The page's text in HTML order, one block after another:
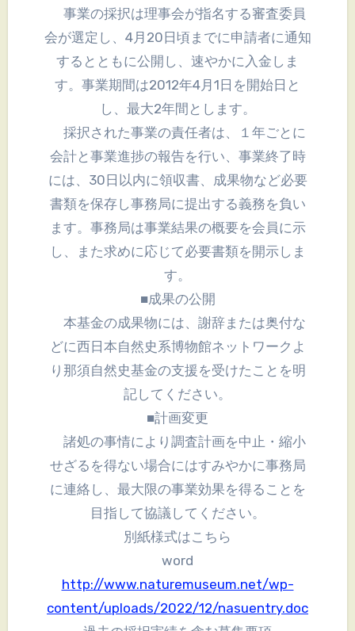
事業の採択は理事会が指名する審査委員
会が選定し、4月20日頃までに申請者に通知
するとともに公開し、速やかに入金しま
す。事業期間は2012年4月1日を開始日と
し、最大2年間とします。
採択された事業の責任者は、１年ごとに
会計と事業進捗の報告を行い、事業終了時
には、30日以内に領収書、成果物など必要
書類を保存し事務局に提出する義務を負い
ます。事務局は事業結果の概要を会員に示
し、また求めに応じて必要書類を開示しま
す。
■成果の公開
本基金の成果物には、謝辞または奥付な
どに西日本自然史系博物館ネットワークよ
り那須自然史基金の支援を受けたことを明
記してください。
■計画変更
諸処の事情により調査計画を中止・縮小
せざるを得ない場合にはすみやかに事務局
に連絡し、最大限の事業効果を得ることを
目指して協議してください。
別紙様式はこちら
word
http://www.naturemuseum.net/wp-
content/uploads/2022/12/nasuentry.doc